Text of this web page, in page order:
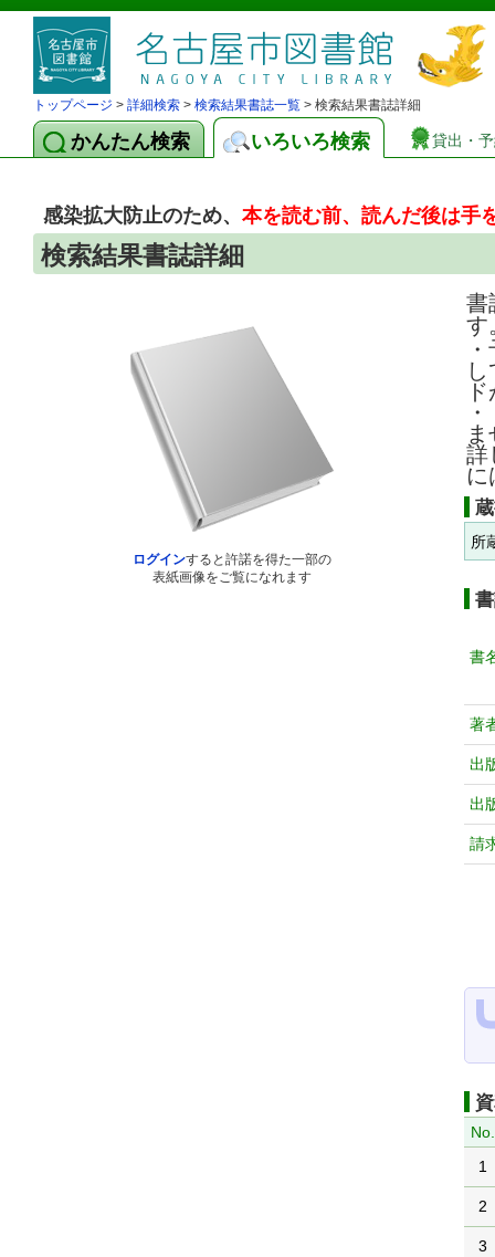
トップページ > 詳細検索 > 検索結果書誌一覧 > 検索結果書誌詳細
かんたん検索 いろいろ検索 貸出・
感染拡大防止のため、本を読む前、読んだ後は手
検索結果書誌詳細
ログインすると許諾を得た一部の
表紙画像をご覧になれます
書
す
詳
に
所
書
著
出
出
請
No.
1
2
3